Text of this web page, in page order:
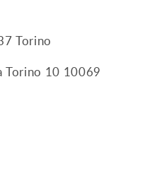
Torino
Torino 10 10069